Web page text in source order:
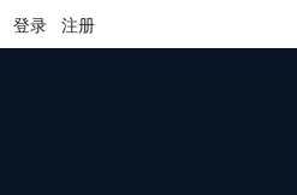
登录 注册